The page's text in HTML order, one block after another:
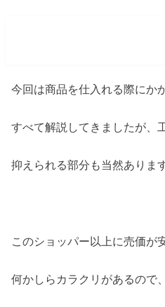
今回は商品を仕入れる際にか
すべて解説してきましたが、
抑えられる部分も当然ありま
このショッパー以上に売価が
何かしらカラクリがあるので